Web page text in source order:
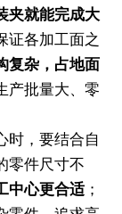
夹就能完成大
证各加工面之
复杂，占地面
产批量大、零
时，要结合自
零件尺寸不
中心更合适 ；